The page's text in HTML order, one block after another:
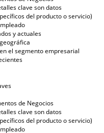
clave son datos
del producto o servicio)
​​y actuales
el segmento empresarial
de Negocios
clave son datos
del producto o servicio)